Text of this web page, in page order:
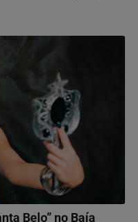
Belo” no Baía